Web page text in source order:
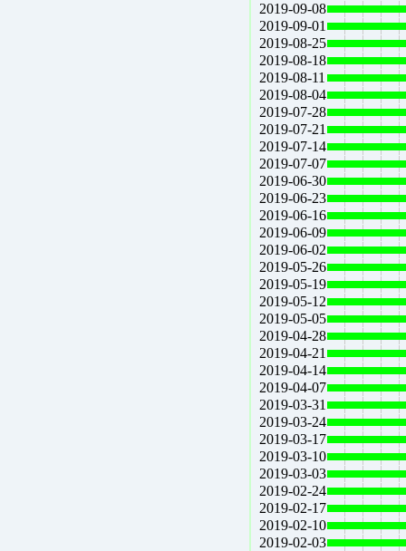
2019-09-08
2019-09-01
2019-08-25
2019-08-18
2019-08-11
2019-08-04
2019-07-28
2019-07-21
2019-07-14
2019-07-07
2019-06-30
2019-06-23
2019-06-16
2019-06-09
2019-06-02
2019-05-26
2019-05-19
2019-05-12
2019-05-05
2019-04-28
2019-04-21
2019-04-14
2019-04-07
2019-03-31
2019-03-24
2019-03-17
2019-03-10
2019-03-03
2019-02-24
2019-02-17
2019-02-10
2019-02-03